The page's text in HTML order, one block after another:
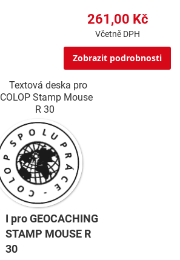
261,00 Kč
Včetně DPH
Zobrazit podrobnosti
Textová deska pro
COLOP Stamp Mouse
R 30
I pro GEOCACHING
STAMP MOUSE R
30